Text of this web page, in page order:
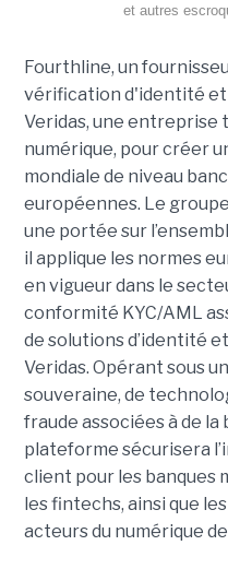
et autres
Fourthline, un
vérification d'identité
Veridas, une
numérique, pour créer
mondiale de niveau
européennes. Le
une portée sur
il applique les normes
en vigueur dans le
conformité KYC/AML
de solutions d’identité
Veridas. Opérant sous
souveraine, de
fraude associées à de
plateforme sécurisera
client pour les banques
les fintechs, ainsi que
acteurs du numérique